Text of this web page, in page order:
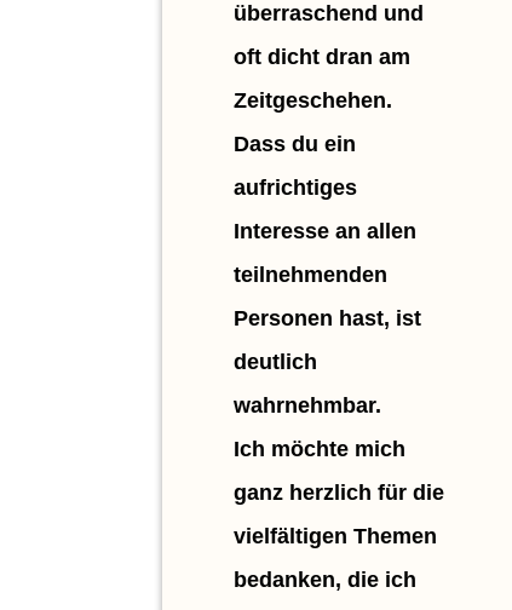
überraschend und
oft dicht dran am
Zeitgeschehen.
Dass du ein
aufrichtiges
Interesse an allen
teilnehmenden
Personen hast, ist
deutlich
wahrnehmbar.
Ich möchte mich
ganz herzlich für die
vielfältigen Themen
bedanken, die ich